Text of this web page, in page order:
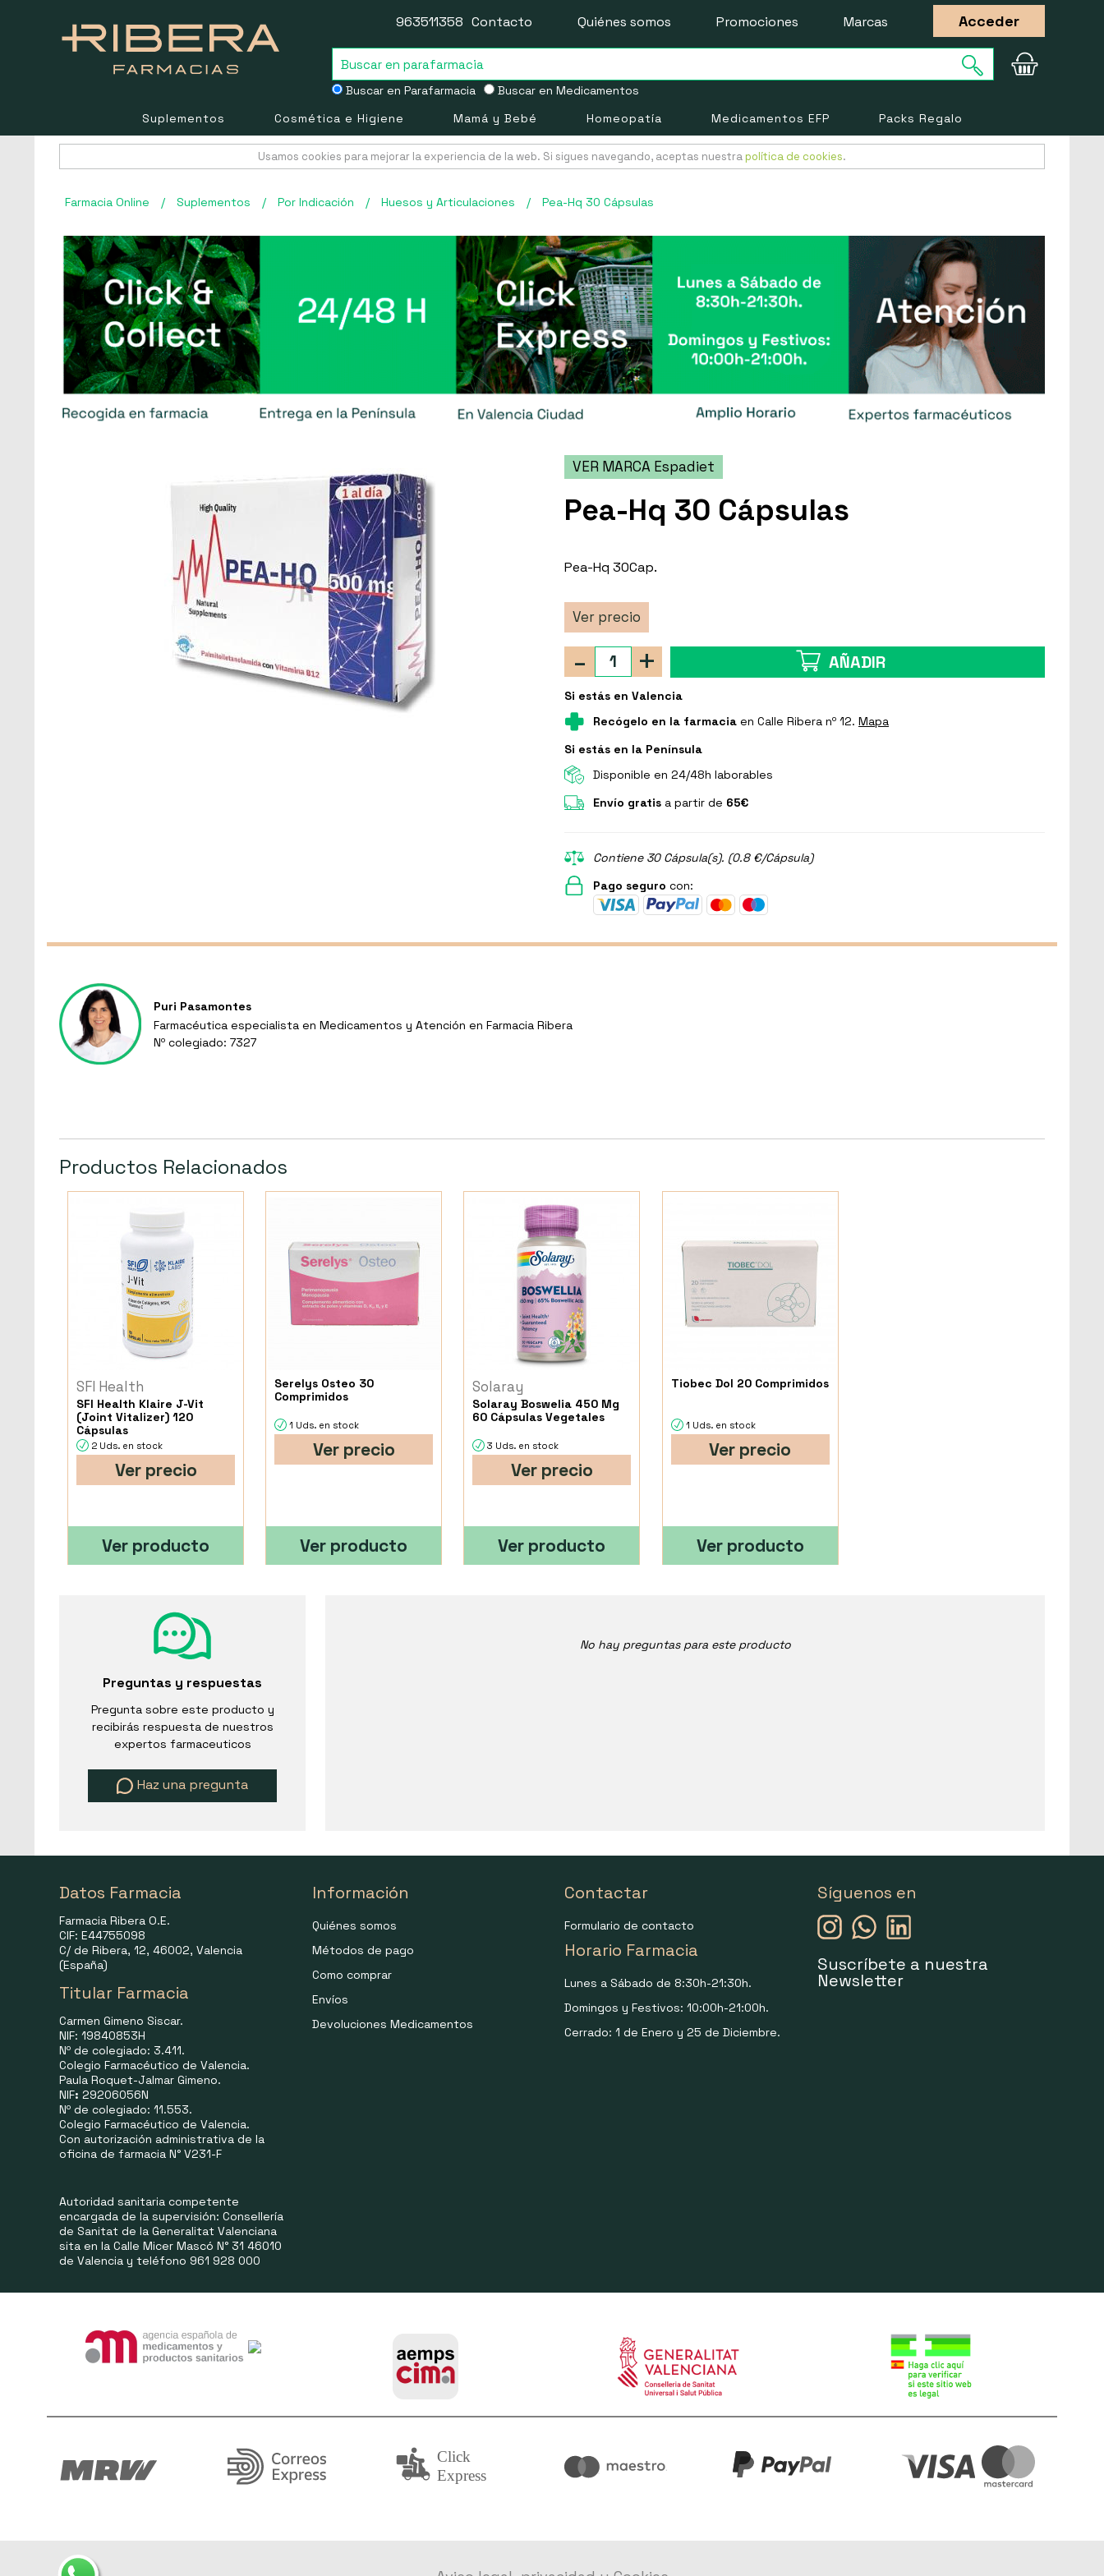
Buscar en Parafarmacia Buscar en Medicamentos
963511358 Contacto Quiénes somos Promociones Marcas Acceder
Suplementos Cosmética e Higiene Mamá y Bebé Homeopatía Medicamentos EFP Packs Regalo
Usamos cookies para mejorar la experiencia de la web. Si sigues navegando, aceptas nuestra política de cookies.
Farmacia Online / Suplementos / Por Indicación / Huesos y Articulaciones / Pea-Hq 30 Cápsulas
VER MARCA Espadiet
Pea-Hq 30 Cápsulas
Pea-Hq 30Cap.
Ver precio
+
- AÑADIR
Si estás en Valencia
Recógelo en la farmacia en Calle Ribera nº 12. Mapa
Si estás en la Península
Disponible en 24/48h laborables
Envío gratis a partir de 65€
Contiene 30 Cápsula(s). (0.8 €/Cápsula)
Pago seguro con:
Puri Pasamontes
Farmacéutica especialista en Medicamentos y Atención en Farmacia Ribera
Nº colegiado: 7327
Productos Relacionados
SFI Health
SFI Health Klaire J-Vit
(Joint Vitalizer) 120
Cápsulas
2 Uds. en stock
Ver precio
Ver producto
Serelys Osteo 30
Comprimidos
1 Uds. en stock
Ver precio
Ver producto
Solaray
Solaray Boswelia 450 Mg
60 Cápsulas Vegetales
3 Uds. en stock
Ver precio
Ver producto
Tiobec Dol 20 Comprimidos
1 Uds. en stock
Ver precio
Ver producto
Preguntas y respuestas
Pregunta sobre este producto y
recibirás respuesta de nuestros
expertos farmaceuticos
Haz una pregunta
No hay preguntas para este producto
Datos Farmacia
Farmacia Ribera O.E.
CIF: E44755098
C/ de Ribera, 12, 46002, Valencia
(España)
Titular Farmacia
Carmen Gimeno Siscar.
NIF: 19840853H
Nº de colegiado: 3.411.
Colegio Farmacéutico de Valencia.
Paula Roquet-Jalmar Gimeno.
NIF: 29206056N
Nº de colegiado: 11.553.
Colegio Farmacéutico de Valencia.
Con autorización administrativa de la
oficina de farmacia N° V231-F
Autoridad sanitaria competente
encargada de la supervisión: Consellería
de Sanitat de la Generalitat Valenciana
sita en la Calle Micer Mascó N° 31 46010
de Valencia y teléfono 961 928 000
Información
Quiénes somos
Métodos de pago
Como comprar
Envíos
Devoluciones Medicamentos
Contactar
Formulario de contacto
Horario Farmacia
Lunes a Sábado de 8:30h-21:30h.
Domingos y Festivos: 10:00h-21:00h.
Cerrado: 1 de Enero y 25 de Diciembre.
Síguenos en
Suscríbete a nuestra
Newsletter